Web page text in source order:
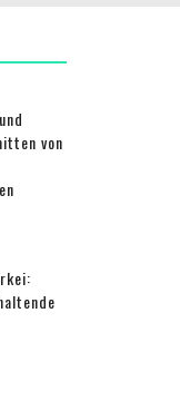
von